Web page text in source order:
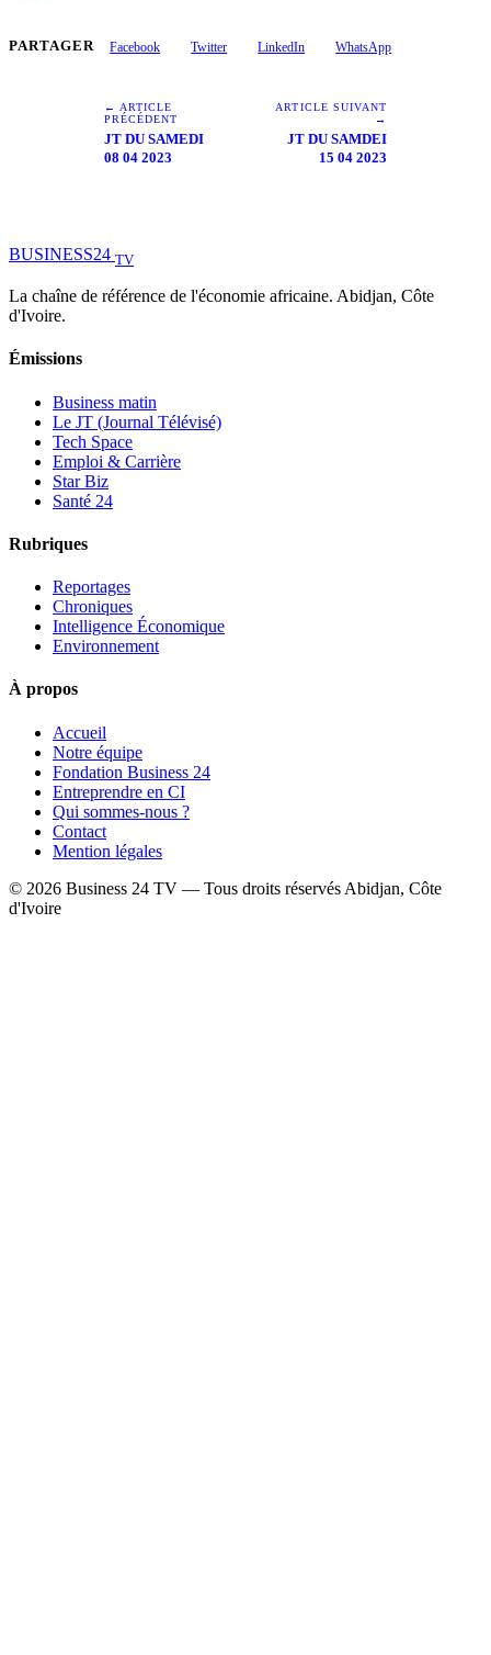
PARTAGER Facebook Twitter LinkedIn WhatsApp
← ARTICLE
PRÉCÉDENT
JT DU SAMEDI
08 04 2023
ARTICLE SUIVANT
→
JT DU SAMDEI
15 04 2023
BUSINESS24 TV
La chaîne de référence de l'économie africaine. Abidjan, Côte
d'Ivoire.
Émissions
Business matin
Le JT (Journal Télévisé)
Tech Space
Emploi & Carrière
Star Biz
Santé 24
Rubriques
Reportages
Chroniques
Intelligence Économique
Environnement
À propos
Accueil
Notre équipe
Fondation Business 24
Entreprendre en CI
Qui sommes-nous ?
Contact
Mention légales
© 2026 Business 24 TV — Tous droits réservés Abidjan, Côte
d'Ivoire